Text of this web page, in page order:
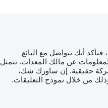
أنك تتواصل مع البائع
عن مالك المعدات. تتمثل
حقيقية. إن ساورك شك،
من خلال نموذج التعليقات.